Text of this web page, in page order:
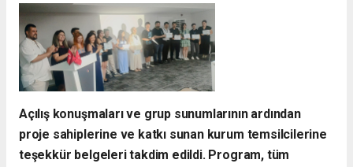
​Açılış konuşmaları ve grup sunumlarının ardından
proje sahiplerine ve katkı sunan kurum temsilcilerine
teşekkür belgeleri takdim edildi. Program, tüm